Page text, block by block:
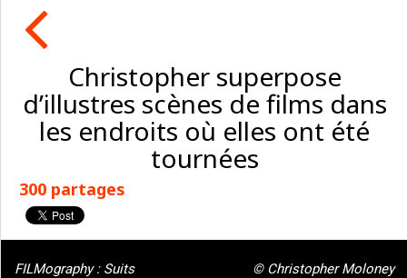
Christopher superpose
d’illustres scènes de films dans
les endroits où elles ont été
tournées
300 partages
FILMography : Suits © Christopher Moloney